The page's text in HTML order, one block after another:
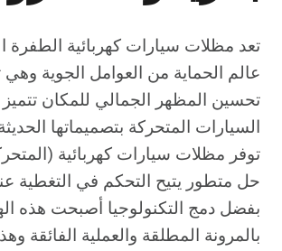
تعد مظلات سيارات كهربائية الطفرة
عالم الحماية من العوامل الجوية
تحسين المظهر الجمالي للمكان
السيارات المتحركة بتصميماتها
توفر مظلات سيارات كهربائية
حل متطور يتيح التحكم في التغطية
بفضل دمج التكنولوجيا أصبحت هذه
بالمرونة المطلقة والعملية الفائقة